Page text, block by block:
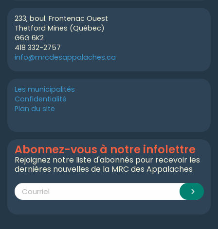
233, boul. Frontenac Ouest
Thetford Mines (Québec)
G6G 6K2
418 332-2757
info@mrcdesappalaches.ca
Les municipalités
Confidentialité
Plan du site
Abonnez-vous à notre infolettre
Rejoignez notre liste d'abonnés pour recevoir les
dernières nouvelles de la MRC des Appalaches